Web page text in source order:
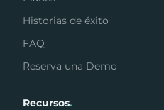
Historias de éxito
FAQ
Reserva una Demo
Recursos.